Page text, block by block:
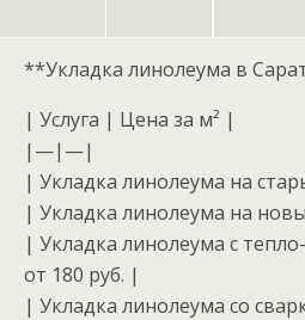
**Укладка линолеума в
| Услуга | Цена за м² |
|—|—|
| Укладка линолеума на
| Укладка линолеума на
| Укладка линолеума с
от 180 руб. |
| Укладка линолеума со